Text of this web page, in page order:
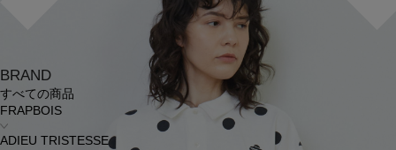
BRAND
すべての商品
FRAPBOIS
ADIEU TRISTESSE